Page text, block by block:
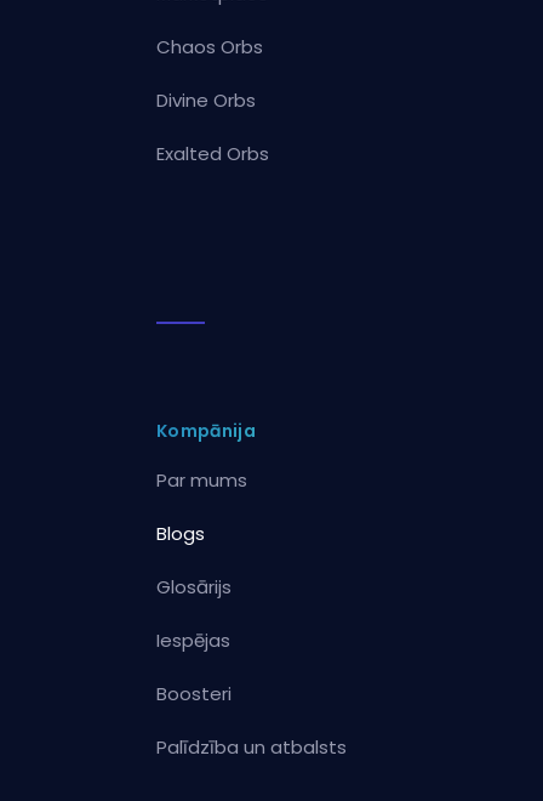
Chaos Orbs
Divine Orbs
Exalted Orbs
Kompānija
Par mums
Blogs
Glosārijs
Iespējas
Boosteri
Palīdzība un atbalsts